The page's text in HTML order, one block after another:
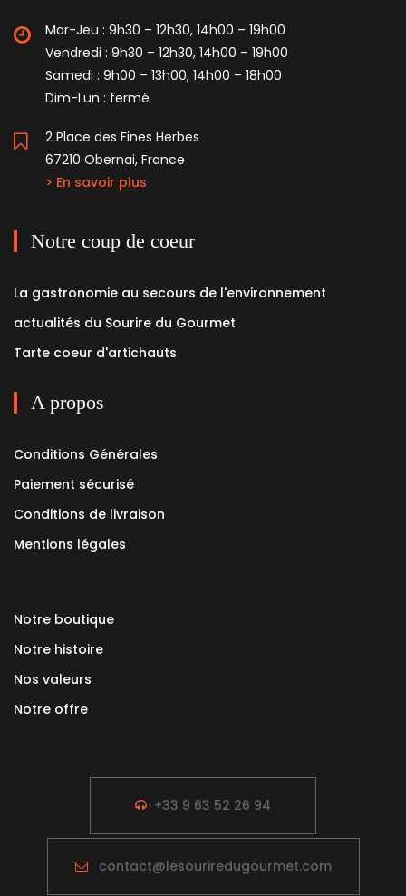
Mar-Jeu : 9h30 – 12h30, 14h00 – 19h00
Vendredi : 9h30 – 12h30, 14h00 – 19h00
Samedi : 9h00 – 13h00, 14h00 – 18h00
Dim-Lun : fermé
2 Place des Fines Herbes
67210 Obernai, France
> En savoir plus
Notre coup de coeur
La gastronomie au secours de l'environnement
actualités du Sourire du Gourmet
Tarte coeur d'artichauts
A propos
Conditions Générales
Paiement sécurisé
Conditions de livraison
Mentions légales
Notre boutique
Notre histoire
Nos valeurs
Notre offre
+33 9 63 52 26 94
contact@lesouriredugourmet.com